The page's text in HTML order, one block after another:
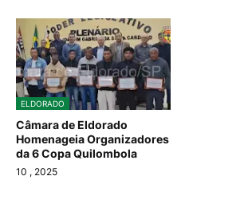
ELDORADO
Câmara de Eldorado
Homenageia Organizadores
da 6 Copa Quilombola
10 , 2025